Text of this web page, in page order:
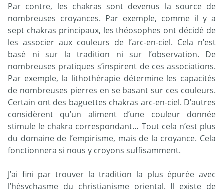
Par contre, les chakras sont devenus la source de
nombreuses croyances. Par exemple, comme il y a
sept chakras principaux, les théosophes ont décidé de
les associer aux couleurs de l’arc-en-ciel. Cela n’est
basé ni sur la tradition ni sur l’observation. De
nombreuses pratiques s’inspirent de ces associations.
Par exemple, la lithothérapie détermine les capacités
de nombreuses pierres en se basant sur ces couleurs.
Certain ont des baguettes chakras arc-en-ciel. D’autres
considèrent qu’un aliment d’une couleur donnée
stimule le chakra correspondant… Tout cela n’est plus
du domaine de l’empirisme, mais de la croyance. Cela
fonctionnera si nous y croyons suffisamment.
J’ai fini par trouver la tradition la plus épurée avec
l’hésychasme du christianisme oriental. Il existe de